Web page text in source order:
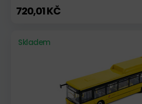
720,01 KČ
Skladem